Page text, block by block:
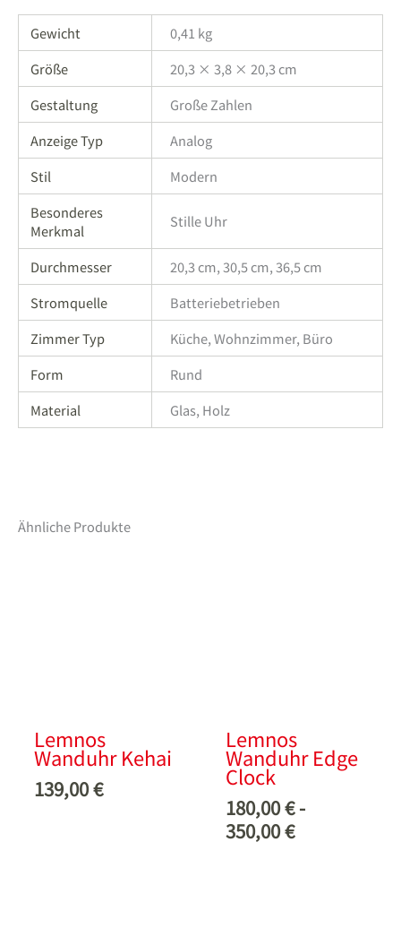
Gewicht
0,41 kg
Größe
20,3 × 3,8 × 20,3 cm
Gestaltung
Große Zahlen
Anzeige Typ
Analog
Stil
Modern
Besonderes
Merkmal
Stille Uhr
Durchmesser
20,3 cm, 30,5 cm, 36,5 cm
Stromquelle
Batteriebetrieben
Zimmer Typ
Küche, Wohnzimmer, Büro
Form
Rund
Material
Glas, Holz
Ähnliche Produkte
Lemnos
Wanduhr Kehai
139,00€
Lemnos
Wanduhr Edge
Clock
180,00€-
350,00€